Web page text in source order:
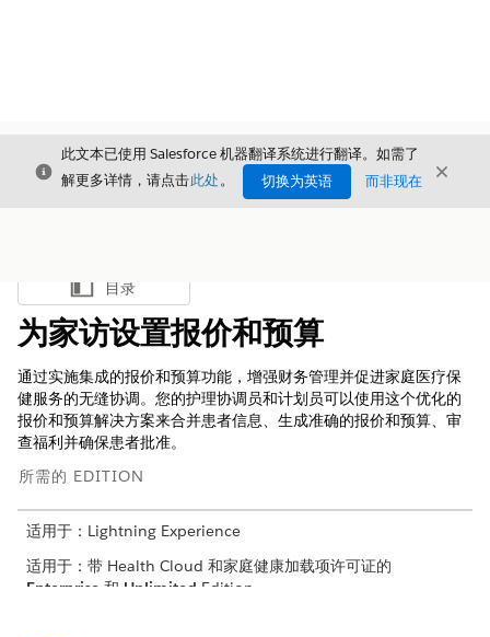
关闭
此文本已使用 Salesforce 机器翻译系统进行翻译。如需了
解更多详情，请点击此处。 切换为英语 而非现在 关闭
显示目录
目录
为家访设置报价和预算
通过实施集成的报价和预算功能，增强财务管理并促进家庭医疗保
健服务的无缝协调。您的护理协调员和计划员可以使用这个优化的
报价和预算解决方案来合并患者信息、生成准确的报价和预算、审
查福利并确保患者批准。
所需的 EDITION
适用于：Lightning Experience
适用于：带 Health Cloud 和家庭健康加载项许可证的
Enterprise 和 Unlimited Edition